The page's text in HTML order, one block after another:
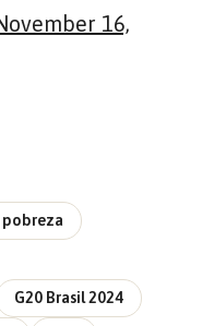
16,
G20 Brasil 2024